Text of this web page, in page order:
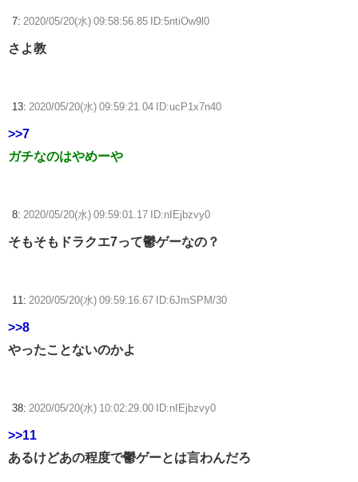
7: 2020/05/20(水) 09:58:56.85 ID:5ntiOw9l0
さよ教
13: 2020/05/20(水) 09:59:21.04 ID:ucP1x7n40
>>7
ガチなのはやめーや
8: 2020/05/20(水) 09:59:01.17 ID:nIEjbzvy0
そもそもドラクエ7って鬱ゲーなの？
11: 2020/05/20(水) 09:59:16.67 ID:6JmSPM/30
>>8
やったことないのかよ
38: 2020/05/20(水) 10:02:29.00 ID:nIEjbzvy0
>>11
あるけどあの程度で鬱ゲーとは言わんだろ